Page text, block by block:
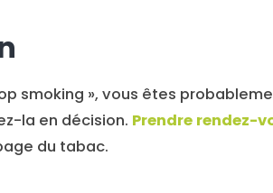
smoking », vous êtes
la en décision. Prendre rendez-
du tabac.